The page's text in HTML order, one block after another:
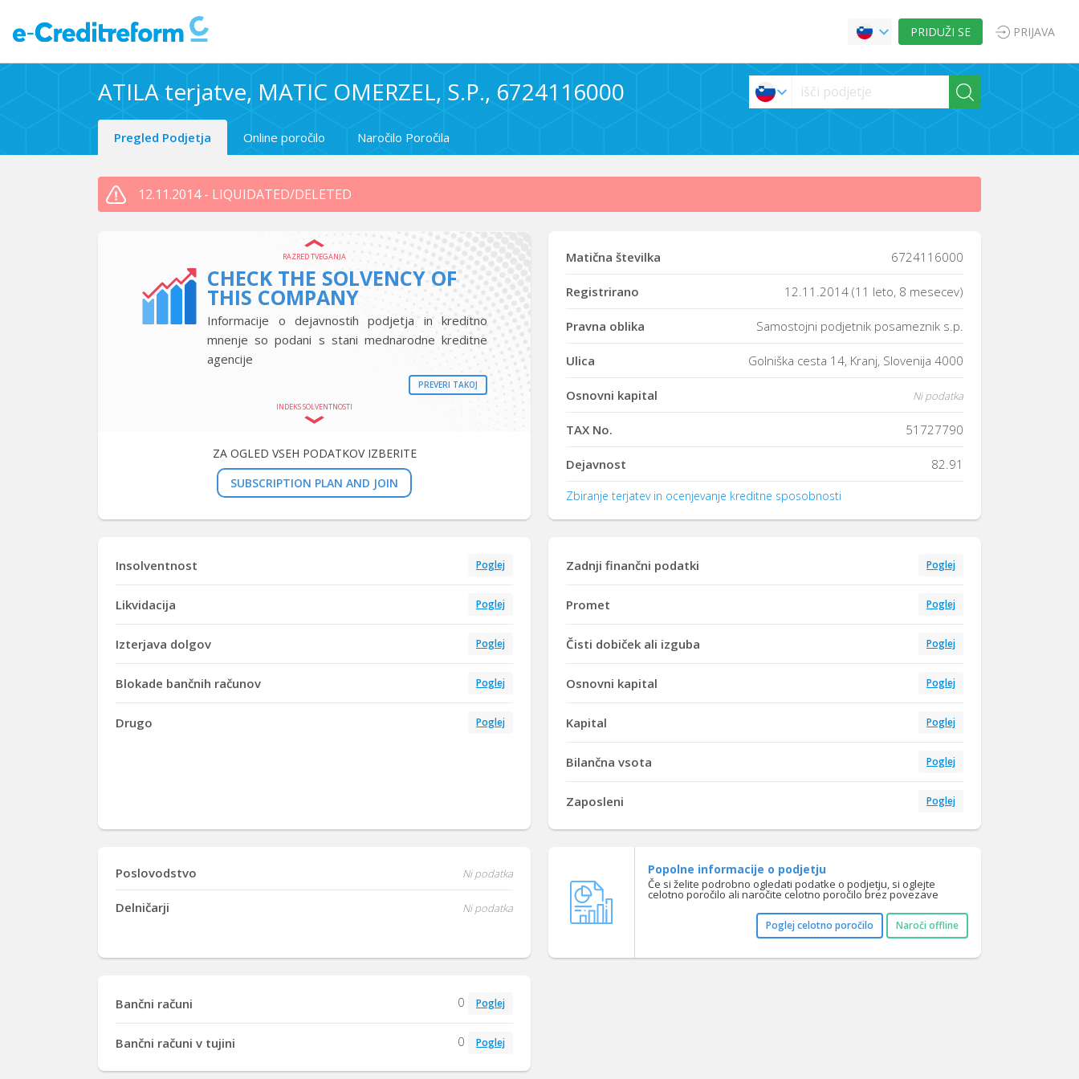
PRIDUŽI SE PRIJAVA
ATILA terjatve, MATIC OMERZEL, S.P., 6724116000
Pregled Podjetja Online poročilo Naročilo Poročila
12.11.2014 - LIQUIDATED/DELETED
RAZRED TVEGANJA
CHECK THE SOLVENCY OF
THIS COMPANY
Informacije o dejavnostih podjetja in kreditno
mnenje so podani s stani mednarodne kreditne
agencije
PREVERI TAKOJ
INDEKS SOLVENTNOSTI
ZA OGLED VSEH PODATKOV IZBERITE
SUBSCRIPTION PLAN AND JOIN
Matična številka 6724116000
Registrirano 12.11.2014 (11 leto, 8 mesecev)
Pravna oblika Samostojni podjetnik posameznik s.p.
Ulica Golniška cesta 14, Kranj, Slovenija 4000
Osnovni kapital Ni podatka
TAX No. 51727790
Dejavnost 82.91
Zbiranje terjatev in ocenjevanje kreditne sposobnosti
Insolventnost Poglej
Likvidacija Poglej
Izterjava dolgov Poglej
Blokade bančnih računov Poglej
Drugo Poglej
Zadnji finančni podatki Poglej
Promet Poglej
Čisti dobiček ali izguba Poglej
Osnovni kapital Poglej
Kapital Poglej
Bilančna vsota Poglej
Zaposleni Poglej
Poslovodstvo Ni podatka
Delničarji Ni podatka
Popolne informacije o podjetju
Če si želite podrobno ogledati podatke o podjetju, si oglejte
celotno poročilo ali naročite celotno poročilo brez povezave
Poglej celotno poročilo Naroči offline
Bančni računi 0 Poglej
Bančni računi v tujini 0 Poglej